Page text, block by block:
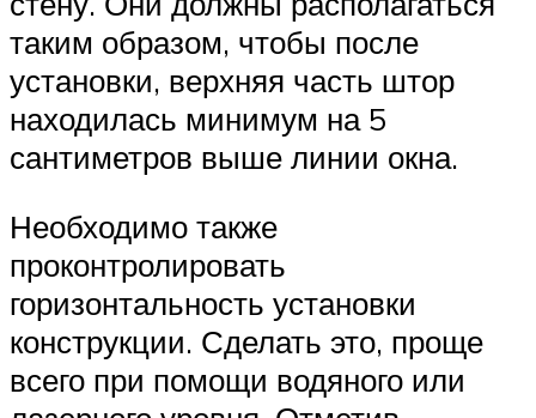
таким образом, чтобы после
установки, верхняя часть штор
находилась минимум на 5
сантиметров выше линии окна.
Необходимо также
проконтролировать
горизонтальность установки
конструкции. Сделать это, проще
всего при помощи водяного или